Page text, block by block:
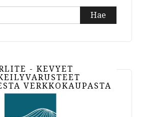
- KEVYET
VERKKOKAUPASTA